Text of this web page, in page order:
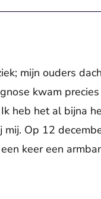
mijn ouders
kwam
heb het al bijna
Op 12
keer een